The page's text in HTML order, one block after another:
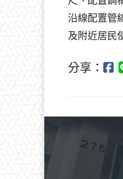
沿線配置管
及附近居⺠
分享：